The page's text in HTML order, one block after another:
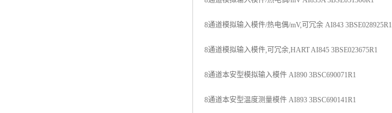
8通道模拟输入模件/热电偶/mV,可冗余 AI843 3BSE028925R1
8通道模拟输入模件,可冗余,HART AI845 3BSE023675R1
8通道本安型模拟输入模件 AI890 3BSC690071R1
8通道本安型温度测量模件 AI893 3BSC690141R1